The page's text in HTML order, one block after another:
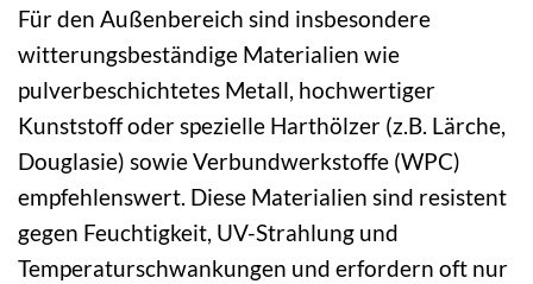
Für den Außenbereich sind insbesondere
witterungsbeständige Materialien wie
pulverbeschichtetes Metall, hochwertiger
Kunststoff oder spezielle Harthölzer (z.B. Lärche,
Douglasie) sowie Verbundwerkstoffe (WPC)
empfehlenswert. Diese Materialien sind resistent
gegen Feuchtigkeit, UV-Strahlung und
Temperaturschwankungen und erfordern oft nur